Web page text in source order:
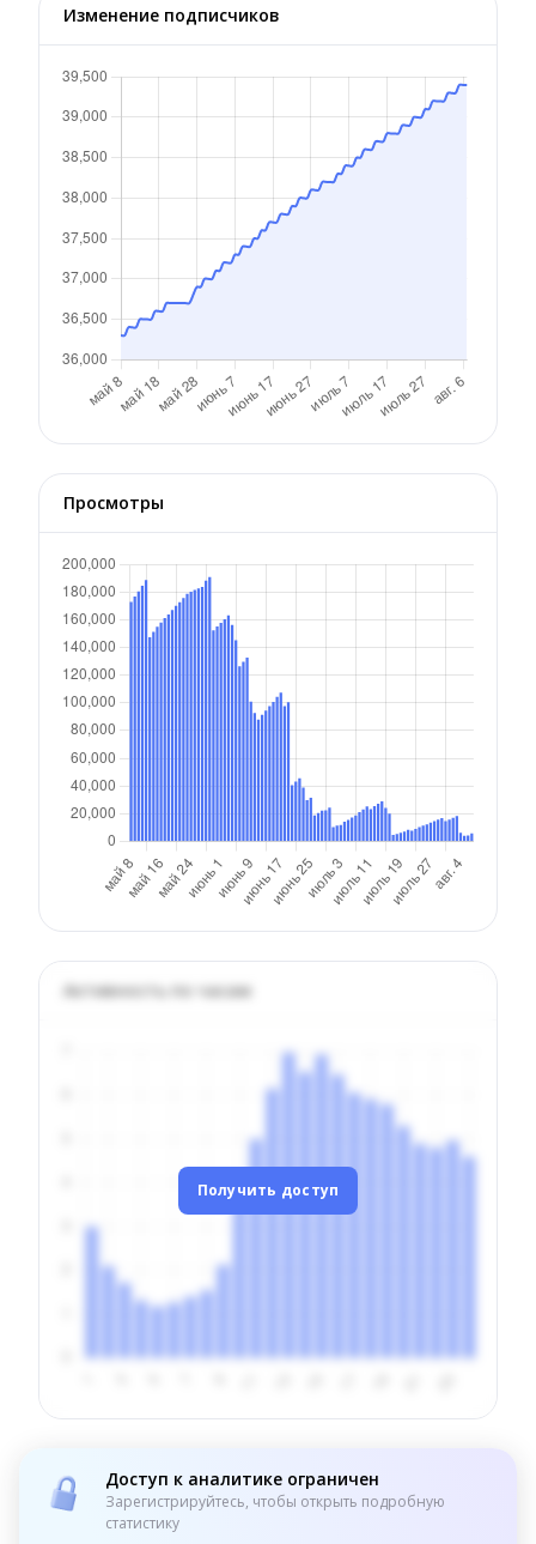
Изменение подписчиков
Просмотры
Активность по часам
Получить доступ
Доступ к аналитике ограничен
Зарегистрируйтесь, чтобы открыть подробную
статистику